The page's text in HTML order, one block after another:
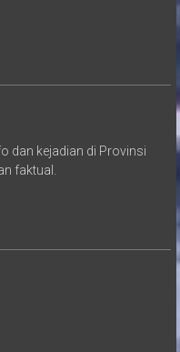
dan kejadian di Provinsi
faktual.